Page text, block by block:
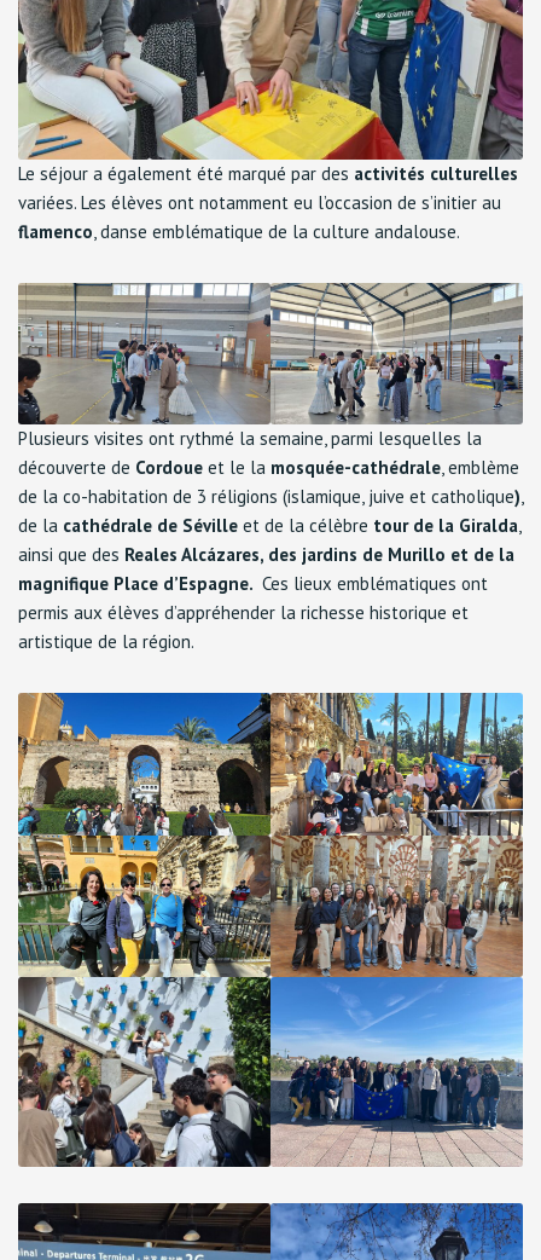
Le séjour a également été marqué par des activités culturelles
variées. Les élèves ont notamment eu l’occasion de s’initier au
flamenco, danse emblématique de la culture andalouse.
Plusieurs visites ont rythmé la semaine, parmi lesquelles la
découverte de Cordoue et le la mosquée-cathédrale, emblème
de la co-habitation de 3 réligions (islamique, juive et catholique),
de la cathédrale de Séville et de la célèbre tour de la Giralda,
ainsi que des Reales Alcázares, des jardins de Murillo et de la
magnifique Place d’Espagne. Ces lieux emblématiques ont
permis aux élèves d’appréhender la richesse historique et
artistique de la région.